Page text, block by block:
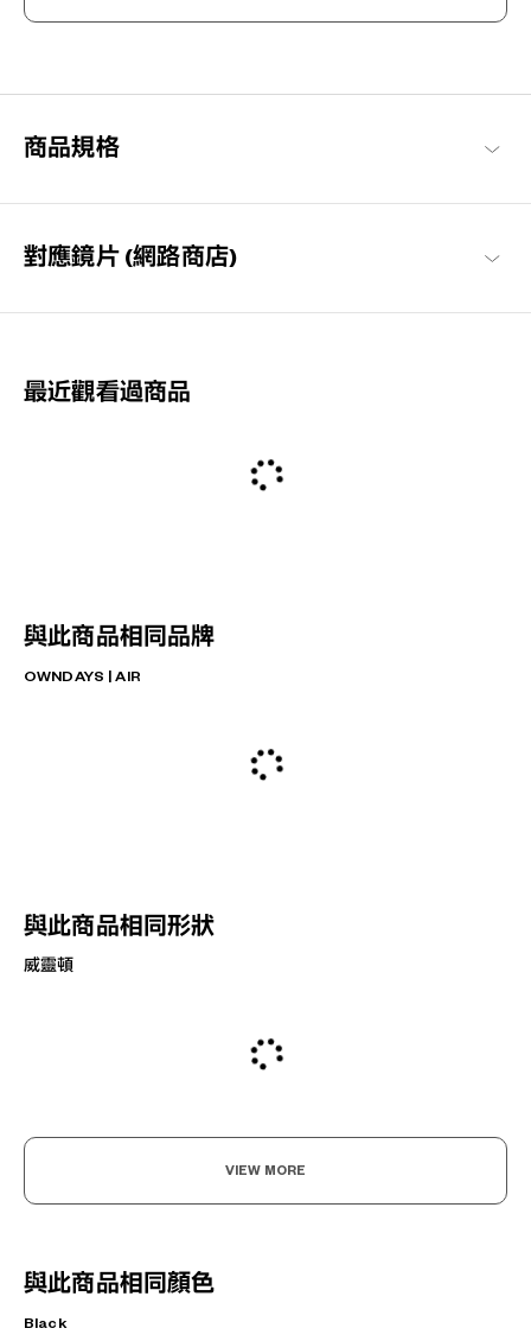
輕盈舒適，柔軟具彈性。
OWNDAYS | AIR 商品一覽
商品規格
對應鏡片 (網路商店)
最近觀看過商品
與此商品相同品牌
OWNDAYS | AIR
與此商品相同形狀
威靈頓
VIEW MORE
與此商品相同顏色
Black